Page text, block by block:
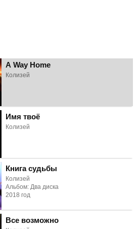
A Way Home
Колизей
Имя твоё
Колизей
Книга судьбы
Колизей
Альбом: Два диска
2018 год
Все возможно